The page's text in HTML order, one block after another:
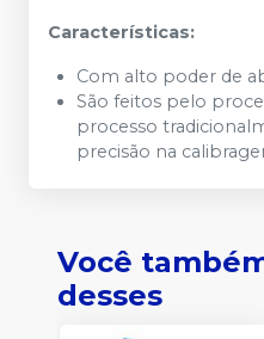
Características:
Com alto poder de
São feitos pelo
processo
precisão na
Você
desses